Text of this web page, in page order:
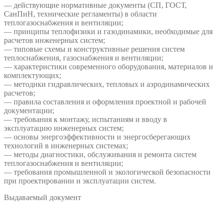
— действующие нормативные документы (СП, ГОСТ,
СанПиН, технические регламенты) в области
теплогазоснабжения и вентиляции;
— принципы теплофизики и газодинамики, необходимые для
расчетов инженерных систем;
— типовые схемы и конструктивные решения систем
теплоснабжения, газоснабжения и вентиляции;
— характеристики современного оборудования, материалов и
комплектующих;
— методики гидравлических, тепловых и аэродинамических
расчетов;
— правила составления и оформления проектной и рабочей
документации;
— требования к монтажу, испытаниям и вводу в
эксплуатацию инженерных систем;
— основы энергоэффективности и энергосберегающих
технологий в инженерных системах;
— методы диагностики, обслуживания и ремонта систем
теплогазоснабжения и вентиляции;
— требования промышленной и экологической безопасности
при проектировании и эксплуатации систем.
Выдаваемый документ